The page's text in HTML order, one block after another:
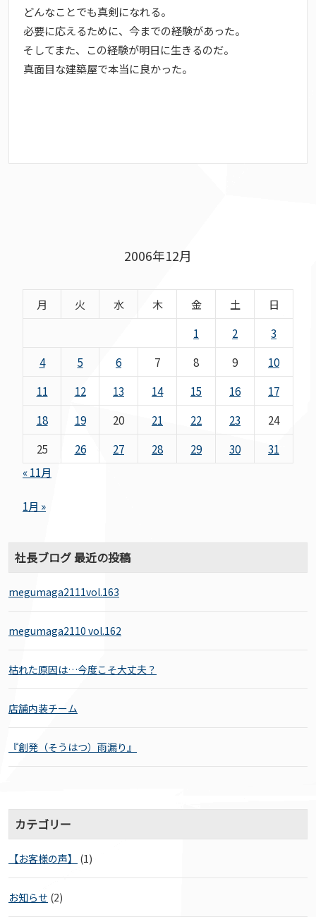
どんなことでも真剣になれる。
必要に応えるために、今までの経験があった。
そしてまた、この経験が明日に生きるのだ。
真面目な建築屋で本当に良かった。
2006年12月
月 火 水 木 金 土
日
1
2
3
4
5 6 7 8 9
10
11
12 13 14 15 16
17
18
19 20 21 22 23
24
25
26 27 28 29 30
31
« 11月
1月 »
社長ブログ 最近の投稿
megumaga2111vol.163
megumaga2110 vol.162
枯れた原因は…今度こそ大丈夫？
店舗内装チーム
『創発（そうはつ）雨漏り』
カテゴリー
【お客様の声】 (1)
お知らせ (2)